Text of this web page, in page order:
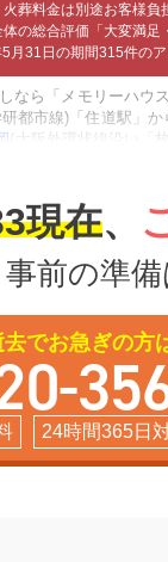
葬料金は別途お客様負
の総合評価「大変満足
31日の期間315件のア
なら「メモリーハウ
都市線)「住道駅」
(大阪外環状線沿い「
が執り行えます。
現在、
事前の準
でお急ぎの方
24時間365日